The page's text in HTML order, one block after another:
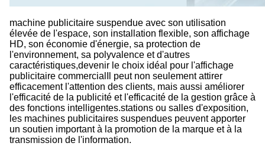
machine publicitaire suspendue avec son utilisation
élevée de l'espace, son installation flexible, son affichage
HD, son économie d'énergie, sa protection de
l'environnement, sa polyvalence et d'autres
caractéristiques,devenir le choix idéal pour l'affichage
publicitaire commercialIl peut non seulement attirer
efficacement l'attention des clients, mais aussi améliorer
l'efficacité de la publicité et l'efficacité de la gestion grâce à
des fonctions intelligentes.stations ou salles d'exposition,
les machines publicitaires suspendues peuvent apporter
un soutien important à la promotion de la marque et à la
transmission de l'information.